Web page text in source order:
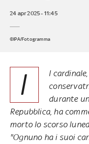
24 apr 2025 - 11:45
©IPA/Fotogramma
I
l
durante
Repubblica, ha
morto lo scorso
"Ognuno ha i suoi